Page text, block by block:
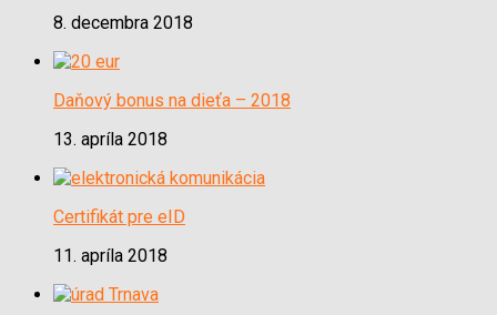
8. decembra 2018
Daňový bonus na dieťa – 2018
13. apríla 2018
Certifikát pre eID
11. apríla 2018